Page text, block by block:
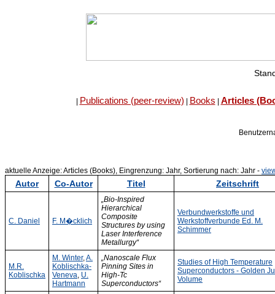
Publications (peer-review) Books Articles
aktuelle Anzeige: Articles (Books), Eingrenzung: Jahr, Sortierung nach: Jahr -
Autor Co-Autor Titel Zeitschrift
C. Daniel F. M�cklich
„Bio-Inspired
Hierarchical
Composite
Structures by using
Laser Interference
Metallurgy“
Verbundwerkstoffe und
Werkstoffverbunde Ed. M.
Schimmer
M.R.
Koblischka
M. Winter,A.
Koblischka-
Veneva, U.
Hartmann
„Nanoscale Flux
Pinning Sites in
High-Tc
Superconductors“
Studies of High Temperature
Superconductors - Golden
Volume